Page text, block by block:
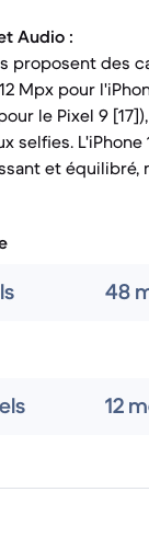
Audio :
proposent des
Mpx pour
le Pixel 9
selfies. L'iPhone
et équilibré,
48
12